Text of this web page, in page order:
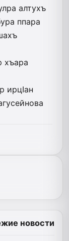
алтухъ
ппара
хъара
ирцIан
новости